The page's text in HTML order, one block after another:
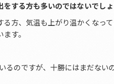
する方も多いのではないでし
方、気温も上がり温かくなっ
す。
るのですが、十勝にはまだな